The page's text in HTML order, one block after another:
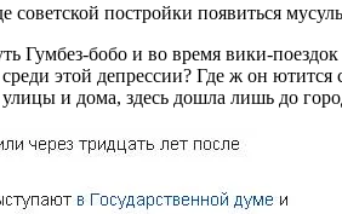
постройки появиться
Гумбез-бобо и во время вики-
этой депрессии? Где ж он
и дома, здесь дошла лишь до